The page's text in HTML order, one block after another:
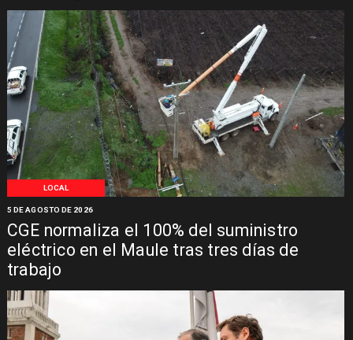
LOCAL
CGE normaliza el 100% del suministro
eléctrico en el Maule tras tres días de
trabajo
5 DE AGOSTO DE 2026